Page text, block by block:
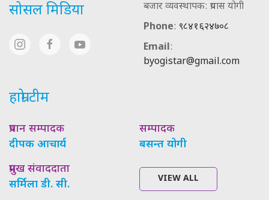
सोसल मिडिया
बजार व्यवस्थापक: प्रयास योगी
Phone: ९८४१६२४७०८
Email:
byogistar@gmail.com
हाम्रो टीम
प्रधान सम्पादक
दीपक आचार्य
सम्पादक
बसन्त योगी
प्रमुख संवाददाता
सर्मिला डी. सी.
VIEW ALL